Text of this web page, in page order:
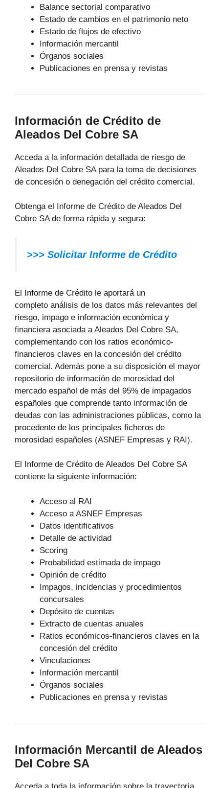
Balance sectorial comparativo
Estado de cambios en el patrimonio neto
Estado de flujos de efectivo
Información mercantil
Órganos sociales
Publicaciones en prensa y revistas
Información de Crédito de
Aleados Del Cobre SA
Acceda a la información detallada de riesgo de
Aleados Del Cobre SA para la toma de decisiones
de concesión o denegación del crédito comercial.
Obtenga el Informe de Crédito de Aleados Del
Cobre SA de forma rápida y segura:
>>> Solicitar Informe de Crédito
El Informe de Crédito le aportará un
completo análisis de los datos más relevantes del
riesgo, impago e información económica y
financiera asociada a Aleados Del Cobre SA,
complementando con los ratios económico-
financieros claves en la concesión del crédito
comercial. Además pone a su disposición el mayor
repositorio de información de morosidad del
mercado español de más del 95% de impagados
españoles que comprende tanto información de
deudas con las administraciones públicas, como la
procedente de los principales ficheros de
morosidad españoles (ASNEF Empresas y RAI).
El Informe de Crédito de Aleados Del Cobre SA
contiene la siguiente información:
Acceso al RAI
Acceso a ASNEF Empresas
Datos identificativos
Detalle de actividad
Scoring
Probabilidad estimada de impago
Opinión de crédito
Impagos, incidencias y procedimientos
concursales
Depósito de cuentas
Extracto de cuentas anuales
Ratios económicos-financieros claves en la
concesión del crédito
Vinculaciones
Información mercantil
Órganos sociales
Publicaciones en prensa y revistas
Información Mercantil de Aleados
Del Cobre SA
Acceda a toda la información sobre la trayectoria